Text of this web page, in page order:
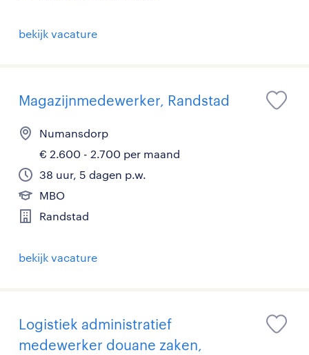
bekijk vacature
Magazijnmedewerker, Randstad
Numansdorp
€ 2.600 - 2.700 per maand
38 uur, 5 dagen p.w.
MBO
Randstad
bekijk vacature
Logistiek administratief
medewerker douane zaken,